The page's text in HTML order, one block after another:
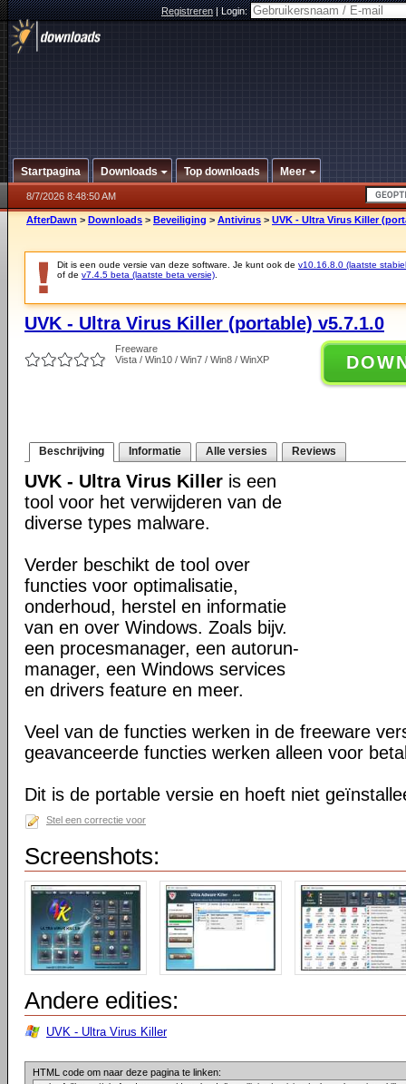
Registreren|Login:
Startpagina Downloads Top downloads Meer
8/7/2026 8:48:50 AM
AfterDawn > Downloads > Beveiliging > Antivirus > UVK - Ultra Virus Killer
Dit is een oude versie van deze software. Je kunt ook de v10.16.8.0 (laatste
of de v7.4.5 beta (laatste beta versie)
UVK - Ultra Virus Killer (portable) v5.7.1.0
Freeware
Vista / Win10 / Win7 / Win8 / WinXP
Beschrijving Informatie Alle versies Reviews
UVK - Ultra Virus Killer is een
tool voor het verwijderen van de
diverse types malware.
Verder beschikt de tool over
functies voor optimalisatie,
onderhoud, herstel en informatie
van en over Windows. Zoals bijv.
een procesmanager, een autorun-
manager, een Windows services
en drivers feature en meer.
Veel van de functies werken in de freeware
geavanceerde functies werken alleen voor
Dit is de portable versie en hoeft niet
Stel een correctie voor
Screenshots:
Andere edities:
UVK - Ultra Virus Killer
HTML code om naar deze pagina te linken: